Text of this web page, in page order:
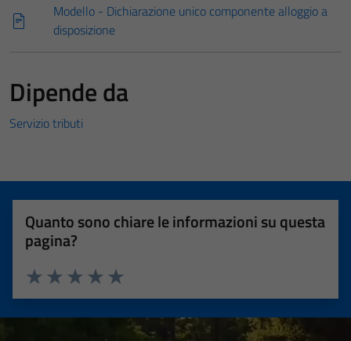
Modello - Dichiarazione unico componente alloggio a
disposizione
Dipende da
Servizio tributi
Quanto sono chiare le informazioni su questa
pagina?
Valuta 5 stelle su 5
Valuta 4 stelle su 5
Valuta 3 stelle su 5
Valuta 2 stelle su 5
Valuta 1 stelle su 5